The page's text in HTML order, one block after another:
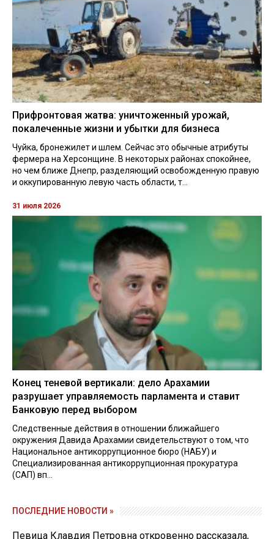
Прифронтовая жатва: уничтоженный урожай,
покалеченные жизни и убытки для бизнеса
Чуйка, бронежилет и шлем. Сейчас это обычные атрибуты
фермера на Херсонщине. В некоторых районах спокойнее,
но чем ближе Днепр, разделяющий освобожденную правую
и оккупированную левую часть области, т...
31 июля 2026
Конец теневой вертикали: дело Арахамии
разрушает управляемость парламента и ставит
Банковую перед выбором
Следственные действия в отношении ближайшего
окружения Давида Арахамии свидетельствуют о том, что
Национальное антикоррупционное бюро (НАБУ) и
Специализированная антикоррупционная прокуратура
(САП) вп...
ПОСЛЕДНИЕ НОВОСТИ »
Певица Клавдия Петровна откровенно рассказала,